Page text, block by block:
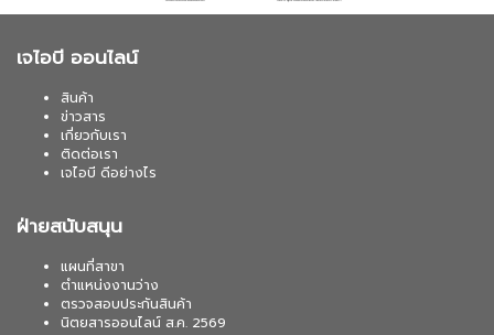
เจไอบี ออนไลน์
สินค้า
ข่าวสาร
เกี่ยวกับเรา
ติดต่อเรา
เจไอบี ดีอย่างไร
ฝ่ายสนับสนุน
แผนที่สาขา
ตำแหน่งงานว่าง
ตรวจสอบประกันสินค้า
นิตยสารออนไลน์ ส.ค. 2569